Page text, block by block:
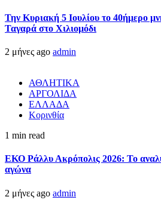
Την Κυριακή 5 Ιουλίου το 40ήμερο
Ταγαρά στο Χιλιομόδι
2 μήνες ago admin
ΑΘΛΗΤΙΚΑ
ΑΡΓΟΛΙΔΑ
ΕΛΛΑΔΑ
Κορινθία
1 min read
ΕΚΟ Ράλλυ Ακρόπολις 2026: Το
αγώνα
2 μήνες ago admin